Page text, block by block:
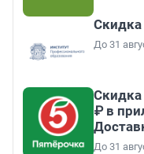
Скидка
До 31
Скидка
₽ в
До 31